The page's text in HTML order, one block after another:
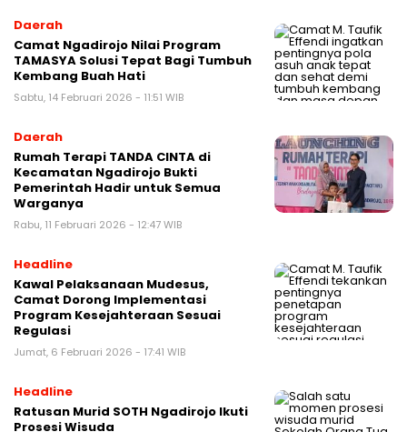
Daerah
Camat Ngadirojo Nilai Program
TAMASYA Solusi Tepat Bagi Tumbuh
Kembang Buah Hati
Sabtu, 14 Februari 2026 - 11:51 WIB
Daerah
Rumah Terapi TANDA CINTA di
Kecamatan Ngadirojo Bukti
Pemerintah Hadir untuk Semua
Warganya
Rabu, 11 Februari 2026 - 12:47 WIB
Headline
Kawal Pelaksanaan Mudesus,
Camat Dorong Implementasi
Program Kesejahteraan Sesuai
Regulasi
Jumat, 6 Februari 2026 - 17:41 WIB
Headline
Ratusan Murid SOTH Ngadirojo Ikuti
Prosesi Wisuda